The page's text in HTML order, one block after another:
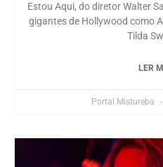
Estou Aqui, do diretor Walter
gigantes de Hollywood como
Tilda
LER
Portal Mistureba